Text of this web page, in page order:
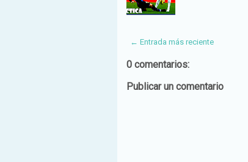
← Entrada más reciente
0 comentarios:
Publicar un comentario